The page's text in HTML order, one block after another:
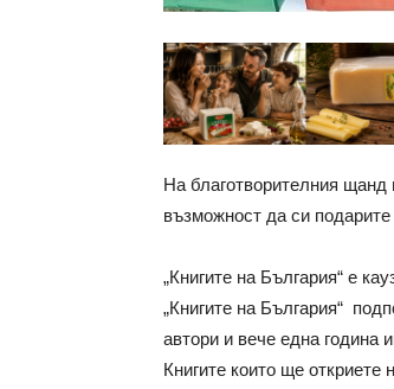
На благотворителния
възможност да си подарите
„Книгите на България“ е
„Книгите на България“
автори и вече една година
Книгите които ще